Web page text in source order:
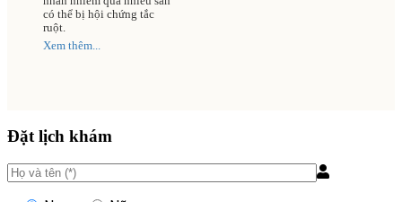
có thể bị hội chứng tắc
ruột.
Xem thêm...
Đặt lịch khám